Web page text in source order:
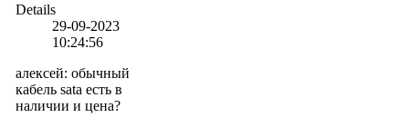
Details
29-09-2023
10:24:56
алексей: обычный
кабель sata есть в
наличии и цена?